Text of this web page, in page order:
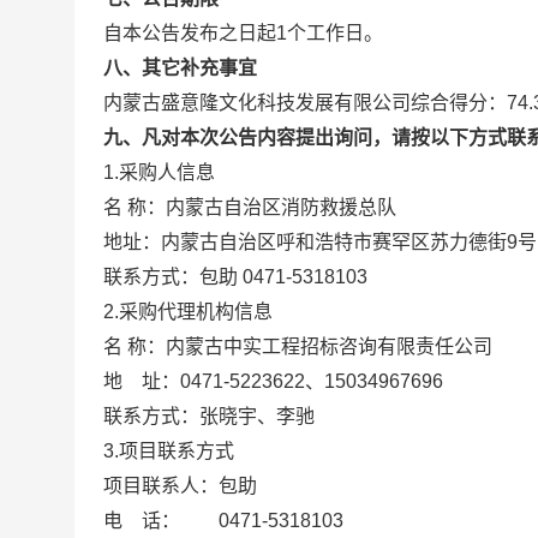
自本公告发布之日起1个工作日。
八、其它补充事宜
内蒙古盛意隆文化科技发展有限公司综合得分：
九、凡对本次公告内容提出询问，请按以下方式联
1.采购人信息
名 称：内蒙古自治区消防救援总队
地址：内蒙古自治区呼和浩特市赛罕
联系方式：包助 0471-5318103
2.采购代理机构信息
名 称：内蒙古中实工程招标咨
地 址：0471-5223622、
联系方式：张晓宇、李驰
3.项目联系方式
项目联系人：包助
电 话： 0471-5318103